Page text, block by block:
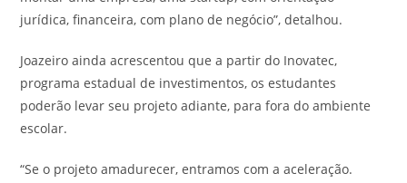
jurídica, financeira, com plano de negócio”, detalhou.
Joazeiro ainda acrescentou que a partir do Inovatec,
programa estadual de investimentos, os estudantes
poderão levar seu projeto adiante, para fora do ambiente
escolar.
“Se o projeto amadurecer, entramos com a aceleração.